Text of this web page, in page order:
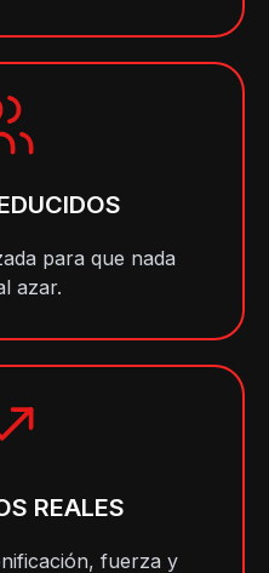
para que nada
azar.
REALES
fuerza y